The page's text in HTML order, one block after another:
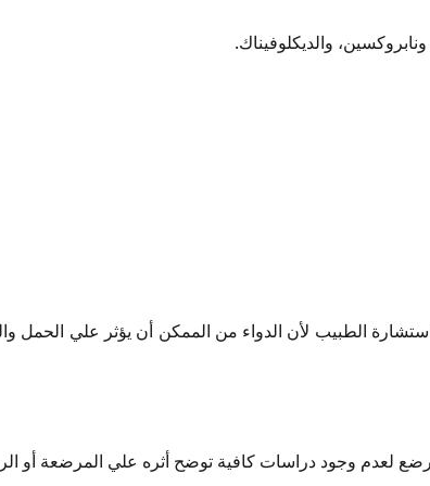
والديكلوفيناك.
الطبيب لأن الدواء من الممكن أن يؤثر علي الحمل
لعدم وجود دراسات كافية توضح أثره علي المرضعة أو